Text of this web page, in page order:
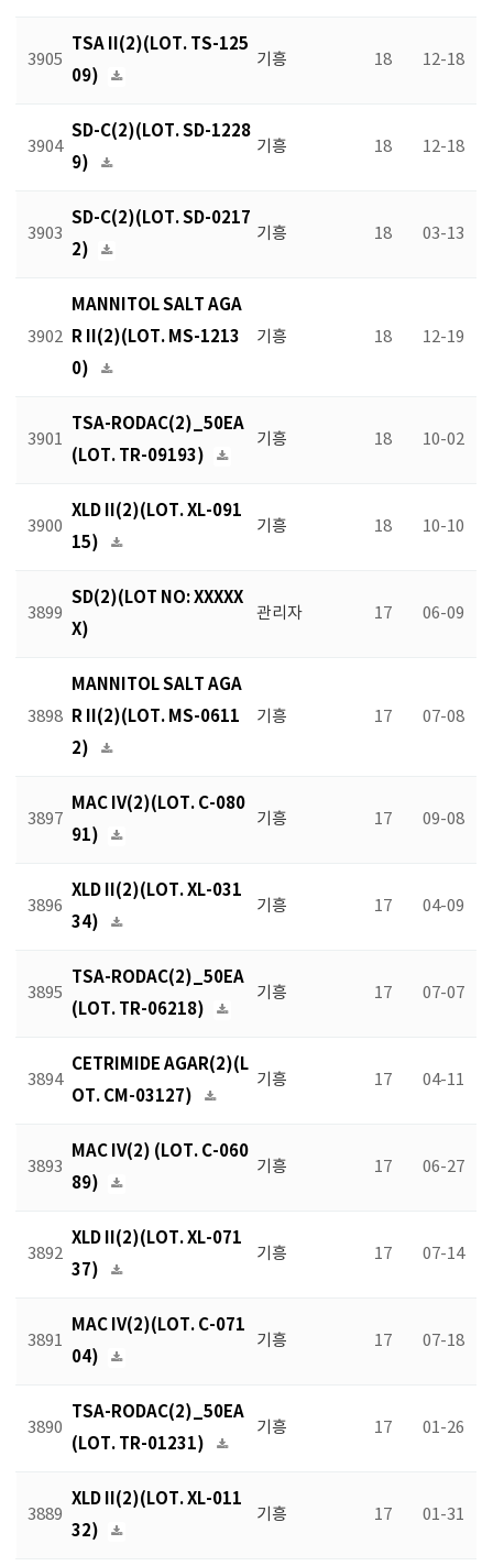
3905
TSA II(2)(LOT. TS-125
09)
기흥 18 12-18
3904
SD-C(2)(LOT. SD-1228
9)
기흥 18 12-18
3903
SD-C(2)(LOT. SD-0217
2)
기흥 18 03-13
3902
MANNITOL SALT AGA
R II(2)(LOT. MS-1213
0)
기흥 18 12-19
3901
TSA-RODAC(2)_50EA
(LOT. TR-09193)
기흥 18 10-02
3900
XLD II(2)(LOT. XL-091
15)
기흥 18 10-10
3899
SD(2)(LOT NO: XXXXX
X)
관리자 17 06-09
3898
MANNITOL SALT AGA
R II(2)(LOT. MS-0611
2)
기흥 17 07-08
3897
MAC IV(2)(LOT. C-080
91)
기흥 17 09-08
3896
XLD II(2)(LOT. XL-031
34)
기흥 17 04-09
3895
TSA-RODAC(2)_50EA
(LOT. TR-06218)
기흥 17 07-07
3894
CETRIMIDE AGAR(2)(L
OT. CM-03127)
기흥 17 04-11
3893
MAC IV(2) (LOT. C-060
89)
기흥 17 06-27
3892
XLD II(2)(LOT. XL-071
37)
기흥 17 07-14
3891
MAC IV(2)(LOT. C-071
04)
기흥 17 07-18
3890
TSA-RODAC(2)_50EA
(LOT. TR-01231)
기흥 17 01-26
3889
XLD II(2)(LOT. XL-011
32)
기흥 17 01-31